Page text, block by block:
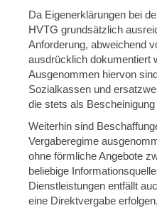
Da Eigenerklärungen bei
HVTG grundsätzlich
Anforderung, abweichend
ausdrücklich dokumentiert
Ausgenommen hiervon
Sozialkassen und
die stets als
Weiterhin sind
Vergaberegime
ohne förmliche Angebote
beliebige
Dienstleistungen entfällt
eine Direktvergabe